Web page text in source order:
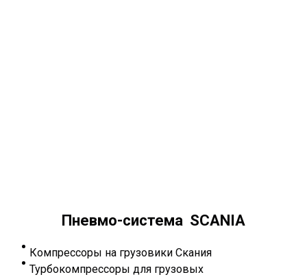
Пневмо-система SCANIA
Компрессоры на грузовики Скания
Турбокомпрессоры для грузовых